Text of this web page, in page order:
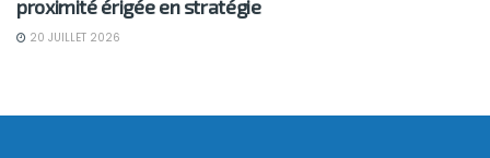
proximité érigée en stratégie
20 JUILLET 2026